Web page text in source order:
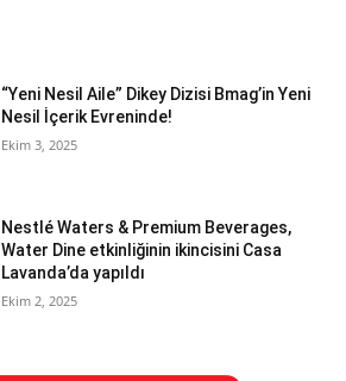
“Yeni Nesil Aile” Dikey Dizisi Bmag’in Yeni
Nesil İçerik Evreninde!
Ekim 3, 2025
Nestlé Waters & Premium Beverages,
Water Dine etkinliğinin ikincisini Casa
Lavanda’da yapıldı
Ekim 2, 2025